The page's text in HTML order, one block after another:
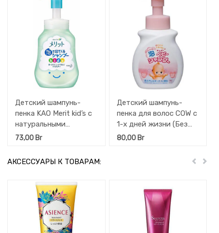
Детский шампунь-
пенка KAO Merit kid’s с
натуральными
экстрактами
силиконов) 300 мл
73,00 Br
Детский шампунь-
пенка для волос COW с
1-х дней жизни (Без
слез) Kewpie 350 мл.
80,00Br
АКСЕССУАРЫ К ТОВАРАМ: Пред